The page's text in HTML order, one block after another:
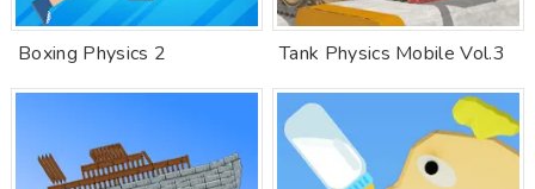
Boxing Physics 2 Tank Physics Mobile Vol.3